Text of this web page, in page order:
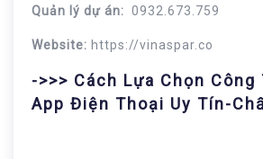
Quản lý dự án: 0932.673.759
Website: https://vinaspar.co
->>> Cách Lựa Chọn
App Điện Thoại Uy Tín-